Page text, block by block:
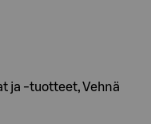
ja -tuotteet, Vehnä